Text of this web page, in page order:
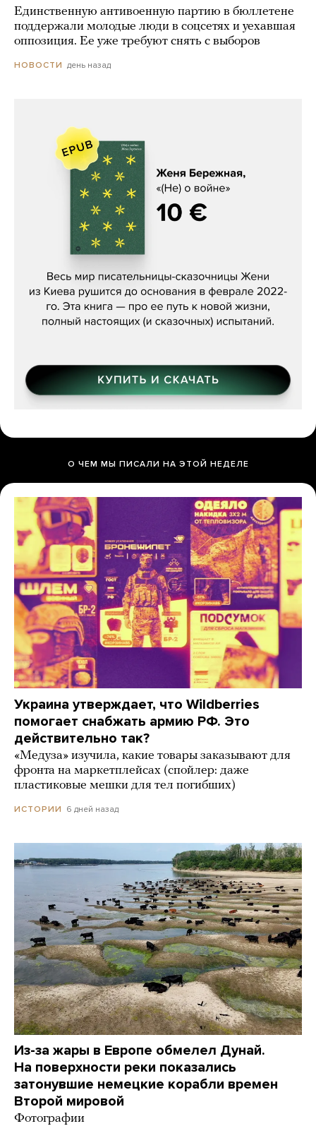
Единственную антивоенную партию в бюллетене
поддержали молодые люди в соцсетях и уехавшая
оппозиция. Ее уже требуют снять с выборов
НОВОСТИ день назад
Женя Бережная, «(Не) о войне»
О ЧЕМ МЫ ПИСАЛИ НА ЭТОЙ НЕДЕЛЕ
Украина утверждает, что Wildberries
помогает снабжать армию РФ. Это
действительно так?
«Медуза» изучила, какие товары заказывают для
фронта на маркетплейсах (спойлер: даже
пластиковые мешки для тел погибших)
ИСТОРИИ 6 дней назад
Из-за жары в Европе обмелел Дунай.
На поверхности реки показались
затонувшие немецкие корабли времен
Второй мировой
Фотографии